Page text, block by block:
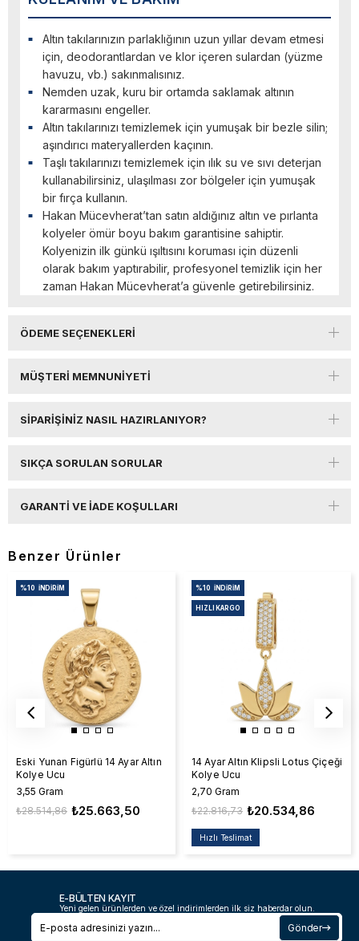
Altın takılarınızın parlaklığının uzun yıllar devam etmesi
için, deodorantlardan ve klor içeren sulardan (yüzme
havuzu, vb.) sakınmalısınız.
Nemden uzak, kuru bir ortamda saklamak altının
kararmasını engeller.
Altın takılarınızı temizlemek için yumuşak bir bezle silin;
aşındırıcı materyallerden kaçının.
Taşlı takılarınızı temizlemek için ılık su ve sıvı deterjan
kullanabilirsiniz, ulaşılması zor bölgeler için yumuşak
bir fırça kullanın.
Hakan Mücevherat’tan satın aldığınız altın ve pırlanta
kolyeler ömür boyu bakım garantisine sahiptir.
Kolyenizin ilk günkü ışıltısını koruması için düzenli
olarak bakım yaptırabilir, profesyonel temizlik için her
zaman Hakan Mücevherat’a güvenle getirebilirsiniz.
ÖDEME SEÇENEKLERI
MÜŞTERI MEMNUNIYETI
SIPARIŞINIZ NASIL HAZIRLANIYOR?
SIKÇA SORULAN SORULAR
GARANTI VE İADE KOŞULLARI
Benzer Ürünler
Eski Yunan Figürlü 14 Ayar Altın
Kolye Ucu
3,55 Gram
₺25.663,50
₺28.514,86
%10 İNDIRIM
14 Ayar Altın Klipsli Lotus Çiçeği
Kolye Ucu
2,70 Gram
₺20.534,86
₺22.816,73
Hızlı Teslimat
%10 İNDIRIM
HIZLI KARGO
E-BÜLTEN KAYIT
Yeni gelen ürünlerden ve özel indirimlerden ilk siz haberdar olun.
Gönder